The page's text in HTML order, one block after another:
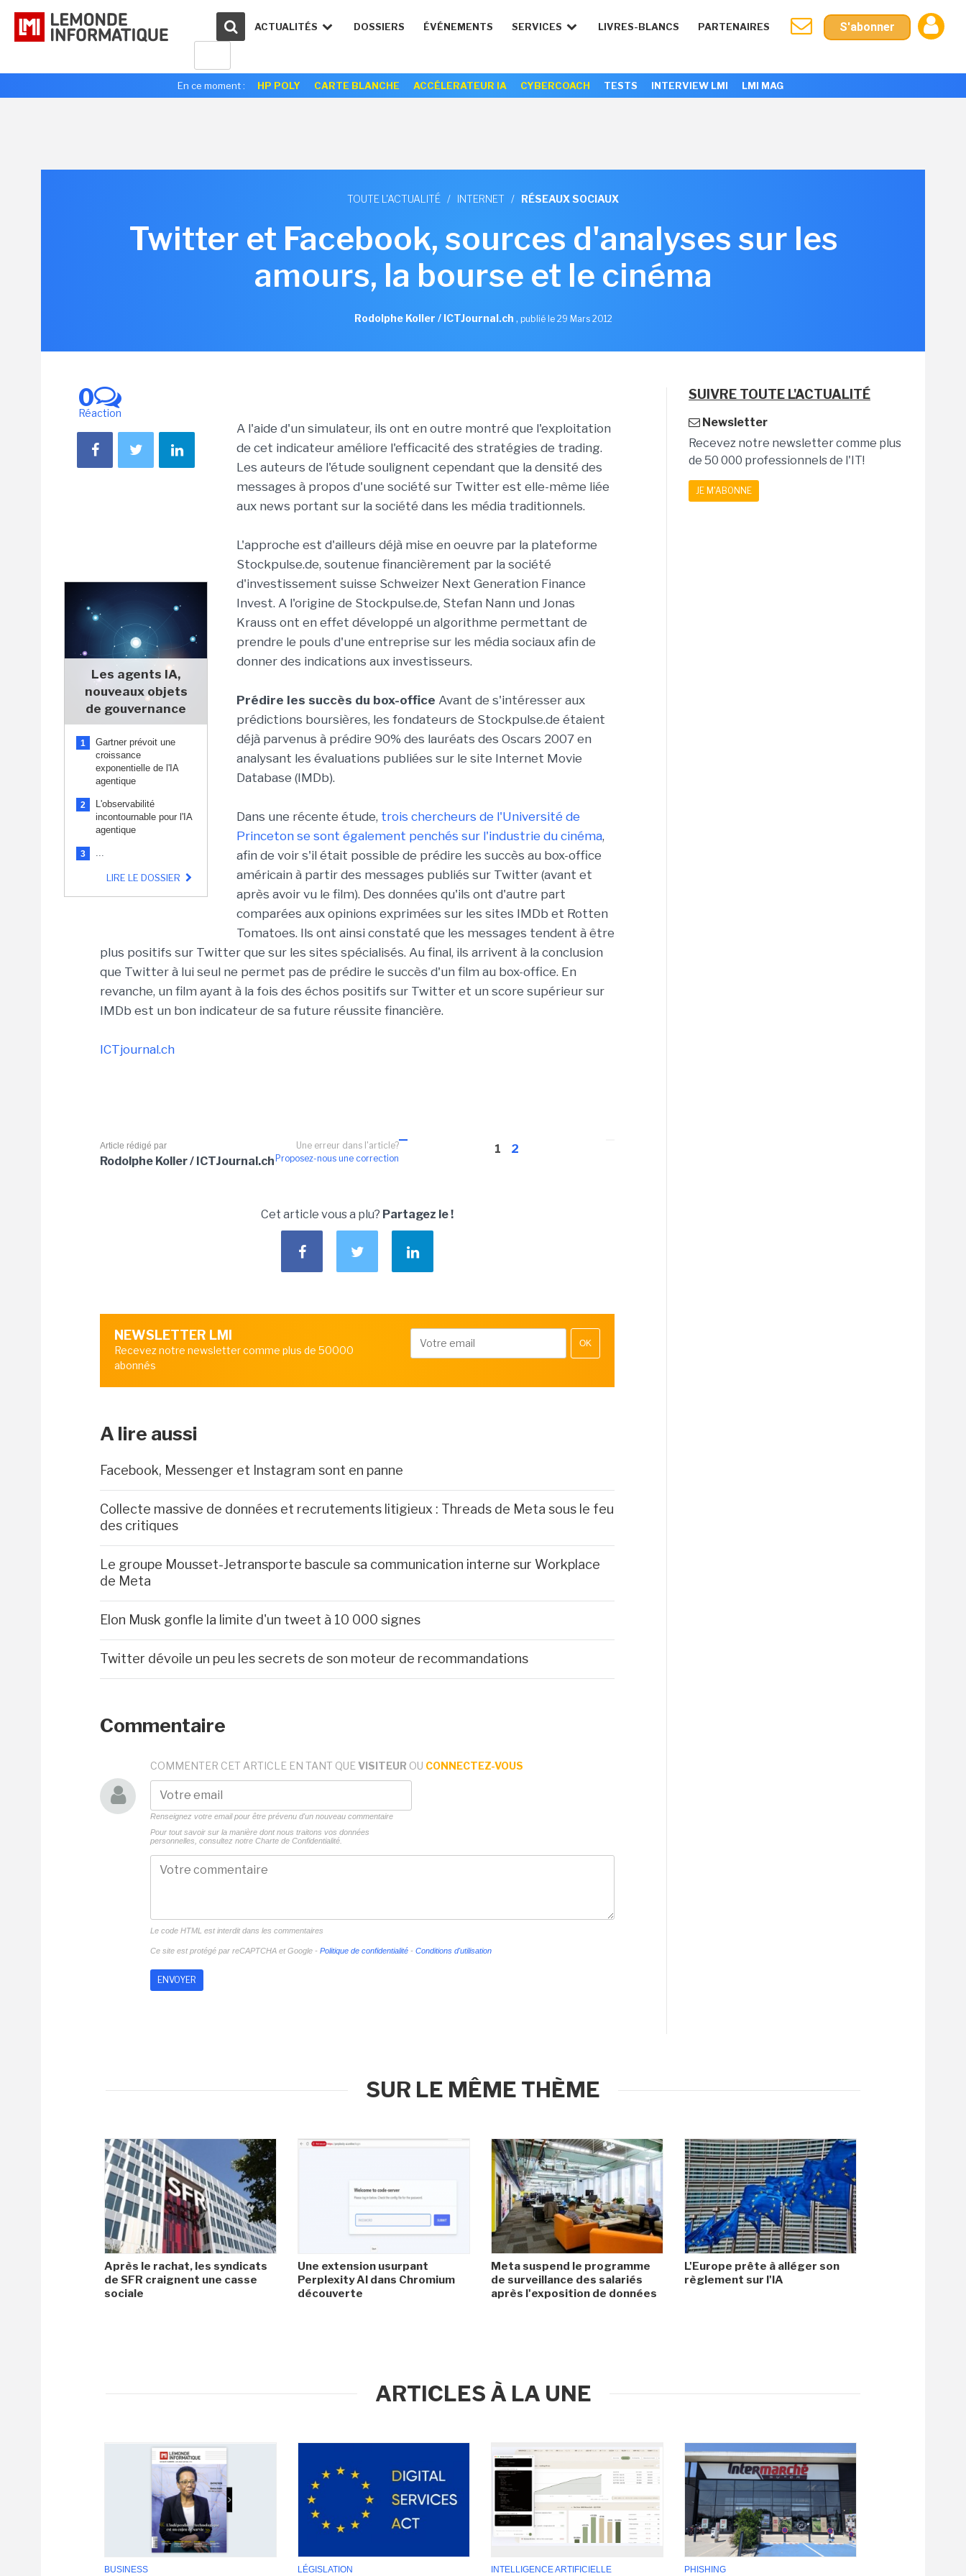
ACTUALITÉS DOSSIERS ÉVÉNEMENTS SERVICES LIVRES-BLANCS PARTENAIRES S'abonner
En ce moment : HP POLY CARTE BLANCHE ACCÉLERATEUR IA CYBERCOACH TESTS INTERVIEW LMI LMI MAG
TOUTE L'ACTUALITÉ / INTERNET / RÉSEAUX SOCIAUX
Twitter et Facebook, sources d'analyses sur les
amours, la bourse et le cinéma
Rodolphe Koller / ICTJournal.ch , publié le 29 Mars 2012
0
Réaction
Les agents IA,
nouveaux objets
de gouvernance
1
Gartner prévoit une
croissance
exponentielle de l'IA
agentique
2
L'observabilité
incontournable pour l'IA
agentique
3 ...
LIRE LE DOSSIER
A l'aide d'un simulateur, ils ont en outre montré que l'exploitation
de cet indicateur améliore l'efficacité des stratégies de trading.
Les auteurs de l'étude soulignent cependant que la densité des
messages à propos d'une société sur Twitter est elle-même liée
aux news portant sur la société dans les média traditionnels.
L'approche est d'ailleurs déjà mise en oeuvre par la plateforme
Stockpulse.de, soutenue financièrement par la société
d'investissement suisse Schweizer Next Generation Finance
Invest. A l'origine de Stockpulse.de, Stefan Nann und Jonas
Krauss ont en effet développé un algorithme permettant de
prendre le pouls d'une entreprise sur les média sociaux afin de
donner des indications aux investisseurs.
Prédire les succès du box-office Avant de s'intéresser aux
prédictions boursières, les fondateurs de Stockpulse.de étaient
déjà parvenus à prédire 90% des lauréats des Oscars 2007 en
analysant les évaluations publiées sur le site Internet Movie
Database (IMDb).
Dans une récente étude, trois chercheurs de l'Université de
Princeton se sont également penchés sur l'industrie du cinéma,
afin de voir s'il était possible de prédire les succès au box-office
américain à partir des messages publiés sur Twitter (avant et
après avoir vu le film). Des données qu'ils ont d'autre part
comparées aux opinions exprimées sur les sites IMDb et Rotten
Tomatoes. Ils ont ainsi constaté que les messages tendent à être
plus positifs sur Twitter que sur les sites spécialisés. Au final, ils arrivent à la conclusion
que Twitter à lui seul ne permet pas de prédire le succès d'un film au box-office. En
revanche, un film ayant à la fois des échos positifs sur Twitter et un score supérieur sur
IMDb est un bon indicateur de sa future réussite financière.
ICTjournal.ch
1 2
Une erreur dans l'article?
Proposez-nous une correction
Article rédigé par
Rodolphe Koller / ICTJournal.ch
Cet article vous a plu? Partagez le !
NEWSLETTER LMI
Recevez notre newsletter comme plus de 50000
abonnés
OK
A lire aussi
Facebook, Messenger et Instagram sont en panne
Collecte massive de données et recrutements litigieux : Threads de Meta sous le feu
des critiques
Le groupe Mousset-Jetransporte bascule sa communication interne sur Workplace
de Meta
Elon Musk gonfle la limite d'un tweet à 10 000 signes
Twitter dévoile un peu les secrets de son moteur de recommandations
Commentaire
COMMENTER CET ARTICLE EN TANT QUE VISITEUR OU CONNECTEZ-VOUS
Renseignez votre email pour être prévenu d'un nouveau commentaire
Pour tout savoir sur la manière dont nous traitons vos données
personnelles, consultez notre Charte de Confidentialité.
Le code HTML est interdit dans les commentaires
Ce site est protégé par reCAPTCHA et Google - Politique de confidentialité - Conditions d'utilisation
SUIVRE TOUTE L'ACTUALITÉ
Newsletter
Recevez notre newsletter comme plus
de 50 000 professionnels de l'IT!
JE M'ABONNE
SUR LE MÊME THÈME
Après le rachat, les syndicats
de SFR craignent une casse
sociale
Une extension usurpant
Perplexity AI dans Chromium
découverte
Meta suspend le programme
de surveillance des salariés
après l'exposition de données
L'Europe prête à alléger son
règlement sur l'IA
ARTICLES À LA UNE
BUSINESS LÉGISLATION INTELLIGENCE ARTIFICIELLE PHISHING